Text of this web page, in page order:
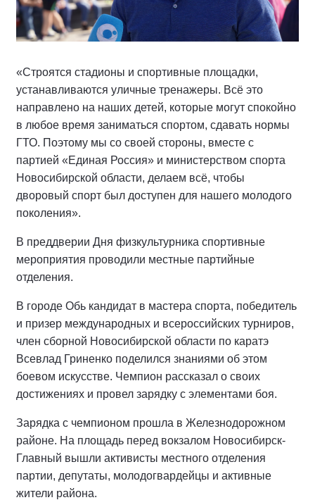
«Строятся стадионы и спортивные площадки,
устанавливаются уличные тренажеры. Всё это
направлено на наших детей, которые могут спокойно
в любое время заниматься спортом, сдавать нормы
ГТО. Поэтому мы со своей стороны, вместе с
партией «Единая Россия» и министерством спорта
Новосибирской области, делаем всё, чтобы
дворовый спорт был доступен для нашего молодого
поколения».
В преддверии Дня физкультурника спортивные
мероприятия проводили местные партийные
отделения.
В городе Обь кандидат в мастера спорта, победитель
и призер международных и всероссийских турниров,
член сборной Новосибирской области по каратэ
Всевлад Гриненко поделился знаниями об этом
боевом искусстве. Чемпион рассказал о своих
достижениях и провел зарядку с элементами боя.
Зарядка с чемпионом прошла в Железнодорожном
районе. На площадь перед вокзалом Новосибирск-
Главный вышли активисты местного отделения
партии, депутаты, молодогвардейцы и активные
жители района.